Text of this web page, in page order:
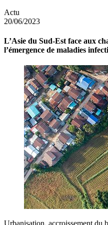
Actu
20/06/2023
L’Asie du Sud-Est face aux
l’émergence de maladies